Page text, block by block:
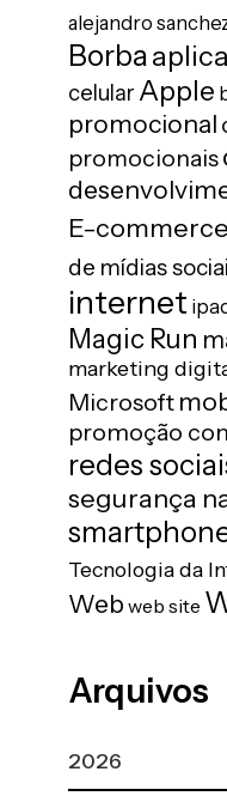
alejandro
Borba
celular Apple
promocional
promocionais
E-commerce
de mídias
internet
Magic Run
marketing
Microsoft
promoção
redes
segurança
Tecnologia da
Web web site
Arquivos
2026